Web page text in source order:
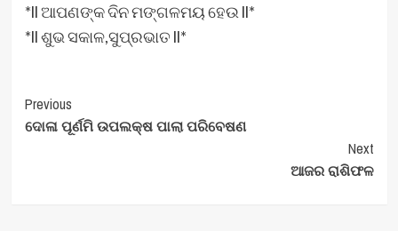
*ll ଆପଣଙ୍କ ଦିନ ମଙ୍ଗଳମୟ ହେଉ ll*
*ll ଶୁଭ ସକାଳ,ସୁପ୍ରଭାତ ll*
Post
Navigation
Previous
ଦୋଳା ପୂର୍ଣମି ଉପଲକ୍ଷ ପାଲା ପରିବେଷଣ
Next
ଆଜର ରାଶିଫଳ